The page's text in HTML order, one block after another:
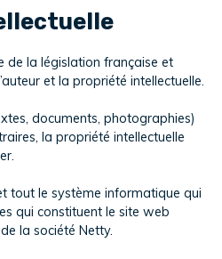
de la législation française et
et la propriété intellectuelle.
documents, photographies)
la propriété intellectuelle
tout le système informatique qui
qui constituent le site web
la société Netty.